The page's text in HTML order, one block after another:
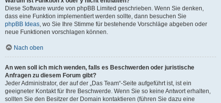
Diese Software wurde von phpBB Limited geschrieben. Wenn Sie denken,
dass eine Funktion implementiert werden sollte, dann besuchen Sie
phpBB Ideas, wo Sie Ihre Stimme für bestehende Vorschläge abgeben oder
neue Funktionen vorschlagen können.
Nach oben
An wen soll ich mich wenden, falls es Beschwerden oder juristische
Anfragen zu diesem Forum gibt?
Jeder Administrator, der auf der „Das Team“-Seite aufgeführt ist, ist ein
geeigneter Kontakt für Ihre Beschwerde. Wenn Sie so keine Antwort erhalten,
sollten Sie den Besitzer der Domain kontaktieren (führen Sie dazu eine